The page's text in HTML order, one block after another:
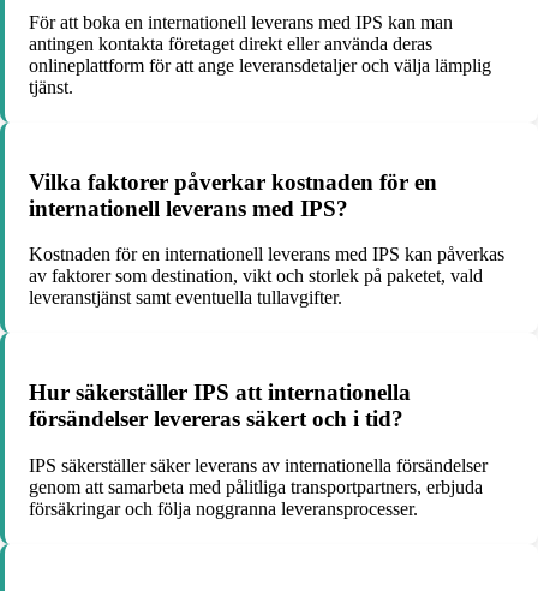
För att boka en internationell leverans med IPS kan man
antingen kontakta företaget direkt eller använda deras
onlineplattform för att ange leveransdetaljer och välja lämplig
tjänst.
Vilka faktorer påverkar kostnaden för en
internationell leverans med IPS?
Kostnaden för en internationell leverans med IPS kan påverkas
av faktorer som destination, vikt och storlek på paketet, vald
leveranstjänst samt eventuella tullavgifter.
Hur säkerställer IPS att internationella
försändelser levereras säkert och i tid?
IPS säkerställer säker leverans av internationella försändelser
genom att samarbeta med pålitliga transportpartners, erbjuda
försäkringar och följa noggranna leveransprocesser.